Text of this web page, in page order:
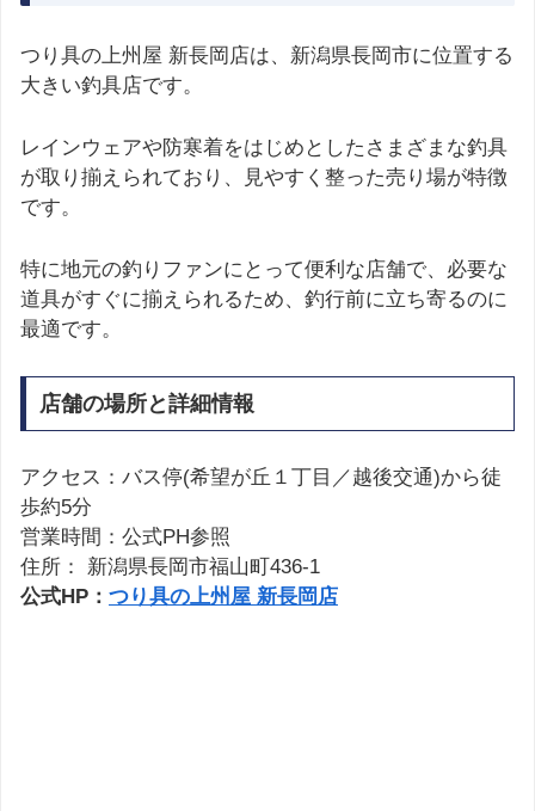
つり具の上州屋 新長岡店は、新潟県長岡市に位置する
大きい釣具店です。
レインウェアや防寒着をはじめとしたさまざまな釣具
が取り揃えられており、見やすく整った売り場が特徴
です。
特に地元の釣りファンにとって便利な店舗で、必要な
道具がすぐに揃えられるため、釣行前に立ち寄るのに
最適です。
店舗の場所と詳細情報
アクセス：バス停(希望が丘１丁目／越後交通)から徒
歩約5分
営業時間：公式PH参照
住所： 新潟県長岡市福山町436-1
公式HP： つり具の上州屋 新長岡店